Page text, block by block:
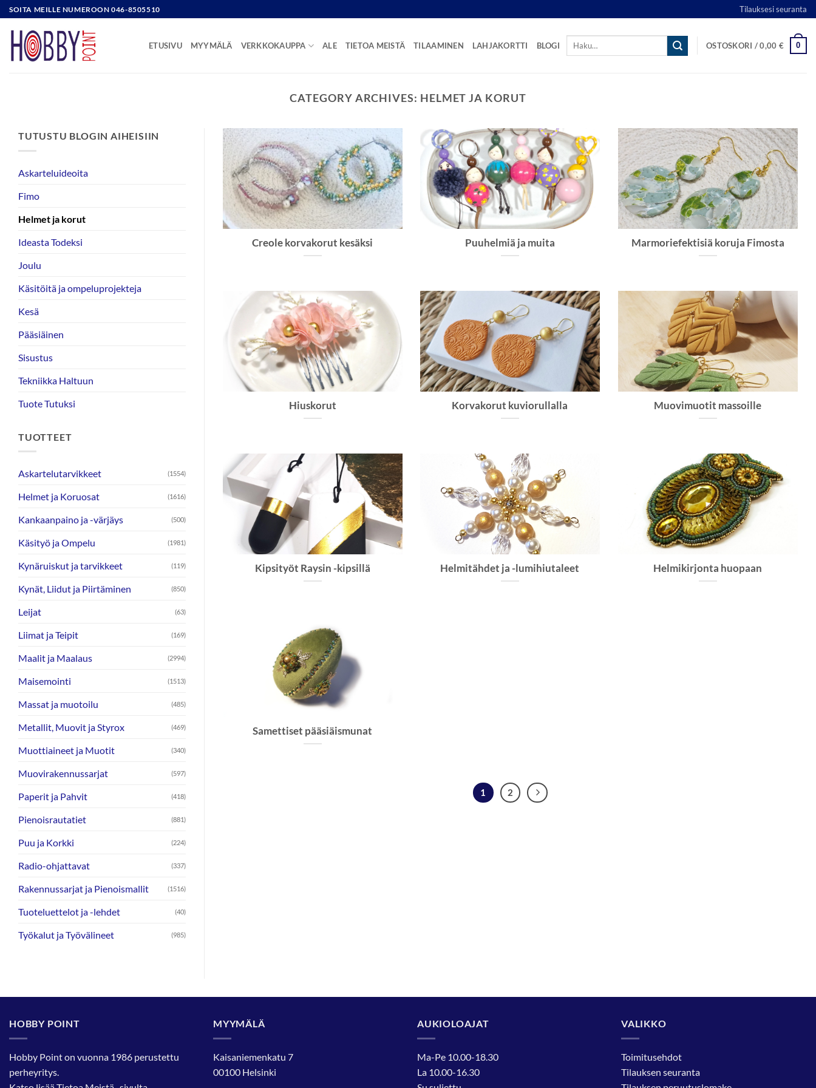
Skip
to
content
SOITA MEILLE NUMEROON 046-8505510 Tilauksesi seuranta
ETUSIVU MYYMÄLÄ VERKKOKAUPPA ALE TIETOA MEISTÄ TILAAMINEN LAHJAKORTTI BLOGI
Etsi:
OSTOSKORI /0,00 € 0
CATEGORY ARCHIVES: HELMET JA KORUT
TUTUSTU BLOGIN AIHEISIIN
Askarteluideoita
Fimo
Helmet ja korut
Ideasta Todeksi
Joulu
Käsitöitä ja ompeluprojekteja
Kesä
Pääsiäinen
Sisustus
Tekniikka Haltuun
Tuote Tutuksi
TUOTTEET
Askartelutarvikkeet (1554)
Helmet ja Koruosat (1616)
Kankaanpaino ja -värjäys (500)
Käsityö ja Ompelu (1981)
Kynäruiskut ja tarvikkeet (119)
Kynät, Liidut ja Piirtäminen (850)
Leijat (63)
Liimat ja Teipit (169)
Maalit ja Maalaus (2994)
Maisemointi (1513)
Massat ja muotoilu (485)
Metallit, Muovit ja Styrox (469)
Muottiaineet ja Muotit (340)
Muovirakennussarjat (597)
Paperit ja Pahvit (418)
Pienoisrautatiet (881)
Puu ja Korkki (224)
Radio-ohjattavat (337)
Rakennussarjat ja Pienoismallit (1516)
Tuoteluettelot ja -lehdet (40)
Työkalut ja Työvälineet (985)
Creole korvakorut kesäksi Puuhelmiä ja muita Marmoriefektisiä koruja Fimosta
Hiuskorut Korvakorut kuviorullalla Muovimuotit massoille
Kipsityöt Raysin -kipsillä Helmitähdet ja -lumihiutaleet Helmikirjonta huopaan
Samettiset pääsiäismunat
1 2
HOBBY POINT
Hobby Point on vuonna 1986 perustettu
perheyritys.
MYYMÄLÄ
Kaisaniemenkatu 7
00100 Helsinki
AUKIOLOAJAT
Ma-Pe 10.00-18.30
La 10.00-16.30
VALIKKO
Toimitusehdot
Tilauksen seuranta